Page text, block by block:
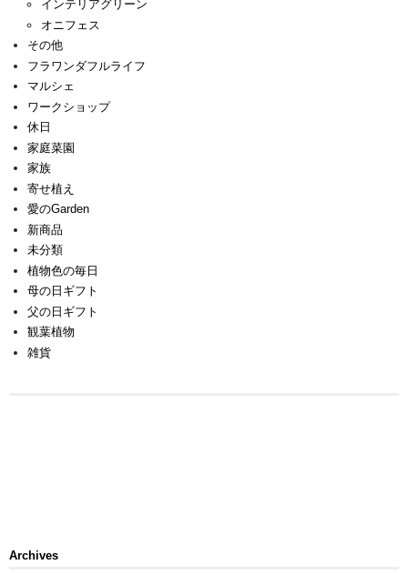
インテリアグリーン
オニフェス
その他
フラワンダフルライフ
マルシェ
ワークショップ
休日
家庭菜園
家族
寄せ植え
愛のGarden
新商品
未分類
植物色の毎日
母の日ギフト
父の日ギフト
観葉植物
雑貨
Archives